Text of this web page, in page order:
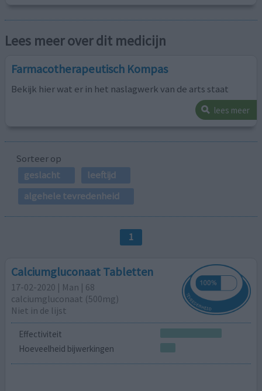
Lees meer over dit medicijn
Farmacotherapeutisch Kompas
Bekijk hier wat er in het naslagwerk van de arts staat
lees meer
Sorteer op
geslacht
leeftijd
algehele tevredenheid
1
Calciumgluconaat Tabletten
17-02-2020 | Man | 68
calciumgluconaat (500mg)
Niet in de lijst
Effectiviteit
Hoeveelheid bijwerkingen